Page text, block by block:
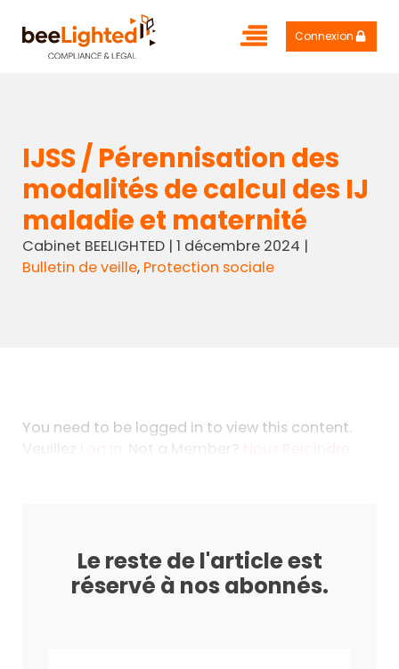
Connexion
IJSS / Pérennisation des
modalités de calcul des IJ
maladie et maternité
Cabinet BEELIGHTED| 1 décembre 2024 |
Bulletin de veille, Protection sociale
You need to be logged in to view this content.
Veuillez
. Not a Member?
Le reste de l'article est
réservé à nos abonnés.